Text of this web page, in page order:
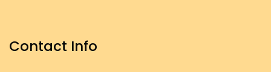
Contact Info